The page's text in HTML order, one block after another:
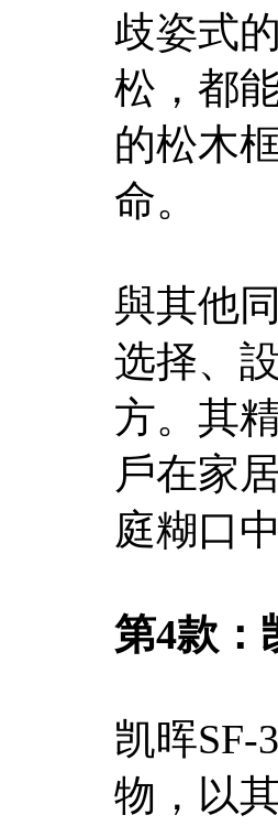
歧姿式
松，都
的松木
命。
與其他
选择、
方。其
戶在家
庭糊口
第4款：
凯晖SF-
物，以